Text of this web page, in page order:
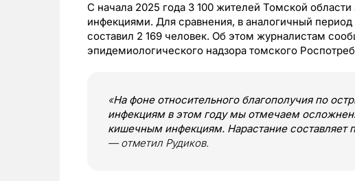
С начала 2025 года 3 100 жителей Томской
инфекциями. Для сравнения, в аналогичный период
составил 2 169 человек. Об этом журналистам
эпидемиологического надзора томского
«На фоне относительного благополучия по
инфекциям в этом году мы отмечаем
кишечным инфекциям. Нарастание составляет
— отметил Рудиков.